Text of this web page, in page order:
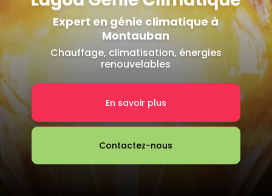
Expert en génie climatique à
Montauban
Chauffage, climatisation, énergies
renouvelables
En savoir plus
Contactez-nous